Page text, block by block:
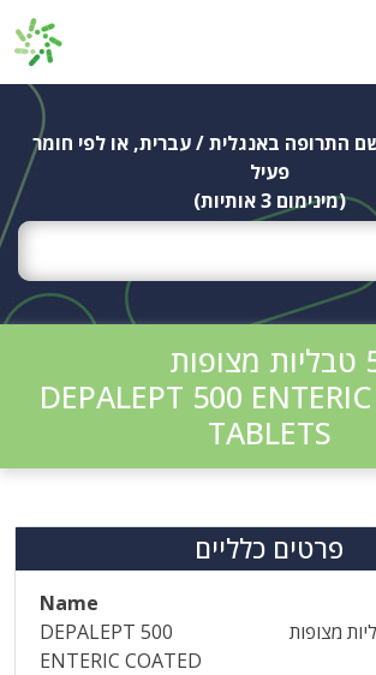
התרופה באנגלית / עברית, או לפי חומר
פעיל
(מינימום 3 אותיות)
DEPALEPT 500
TABLETS
פרטים כלליים
Name
DEPALEPT 500
ENTERIC COATED